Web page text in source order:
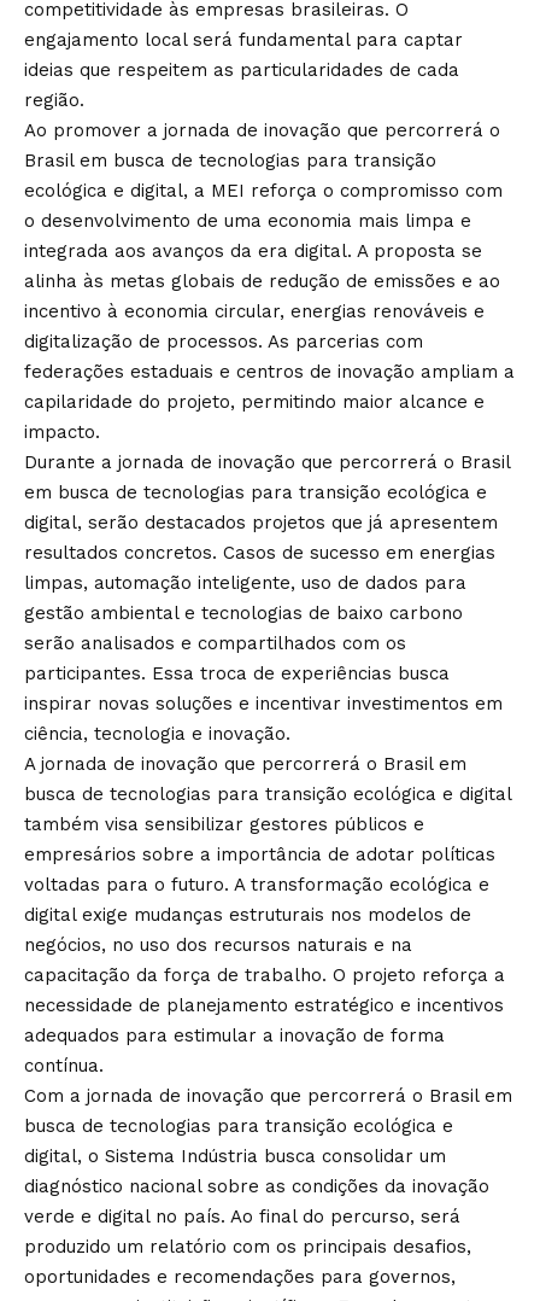
competitividade às empresas brasileiras. O
engajamento local será fundamental para captar
ideias que respeitem as particularidades de cada
região.
Ao promover a jornada de inovação que percorrerá o
Brasil em busca de tecnologias para transição
ecológica e digital, a MEI reforça o compromisso com
o desenvolvimento de uma economia mais limpa e
integrada aos avanços da era digital. A proposta se
alinha às metas globais de redução de emissões e ao
incentivo à economia circular, energias renováveis e
digitalização de processos. As parcerias com
federações estaduais e centros de inovação ampliam a
capilaridade do projeto, permitindo maior alcance e
impacto.
Durante a jornada de inovação que percorrerá o Brasil
em busca de tecnologias para transição ecológica e
digital, serão destacados projetos que já apresentem
resultados concretos. Casos de sucesso em energias
limpas, automação inteligente, uso de dados para
gestão ambiental e tecnologias de baixo carbono
serão analisados e compartilhados com os
participantes. Essa troca de experiências busca
inspirar novas soluções e incentivar investimentos em
ciência, tecnologia e inovação.
A jornada de inovação que percorrerá o Brasil em
busca de tecnologias para transição ecológica e digital
também visa sensibilizar gestores públicos e
empresários sobre a importância de adotar políticas
voltadas para o futuro. A transformação ecológica e
digital exige mudanças estruturais nos modelos de
negócios, no uso dos recursos naturais e na
capacitação da força de trabalho. O projeto reforça a
necessidade de planejamento estratégico e incentivos
adequados para estimular a inovação de forma
contínua.
Com a jornada de inovação que percorrerá o Brasil em
busca de tecnologias para transição ecológica e
digital, o Sistema Indústria busca consolidar um
diagnóstico nacional sobre as condições da inovação
verde e digital no país. Ao final do percurso, será
produzido um relatório com os principais desafios,
oportunidades e recomendações para governos,